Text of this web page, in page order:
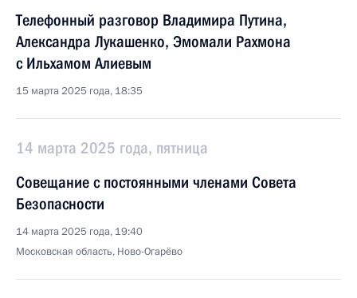
Телефонный разговор Владимира Путина,
Александра Лукашенко, Эмомали Рахмона
с Ильхамом Алиевым
15 марта 2025 года, 18:35
14 марта 2025 года, пятница
Совещание с постоянными членами Совета
Безопасности
14 марта 2025 года, 19:40
Московская область, Ново-Огарёво